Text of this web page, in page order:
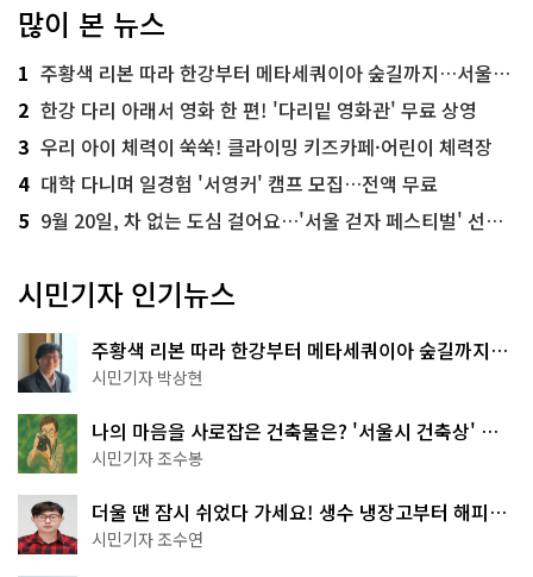
많이 본 뉴스
1 주황색 리본 따라 한강부터 메타세쿼이아 숲길까지…서울둘레길 15코스
2 한강 다리 아래서 영화 한 편! '다리밑 영화관' 무료 상영
3 우리 아이 체력이 쑥쑥! 클라이밍 키즈카페·어린이 체력장
4 대학 다니며 일경험 '서영커' 캠프 모집…전액 무료
5 9월 20일, 차 없는 도심 걸어요…'서울 걷자 페스티벌' 선착순 5천명
시민기자 인기뉴스
주황색 리본 따라 한강부터 메타세쿼이아 숲길까지…
서울둘레길 15코스
시민기자 박상현
나의 마음을 사로잡은 건축물은? '서울시 건축상' 수
상작 공개!
시민기자 조수봉
더울 땐 잠시 쉬었다 가세요! 생수 냉장고부터 해피소
·무더위쉼터까지
시민기자 조수연